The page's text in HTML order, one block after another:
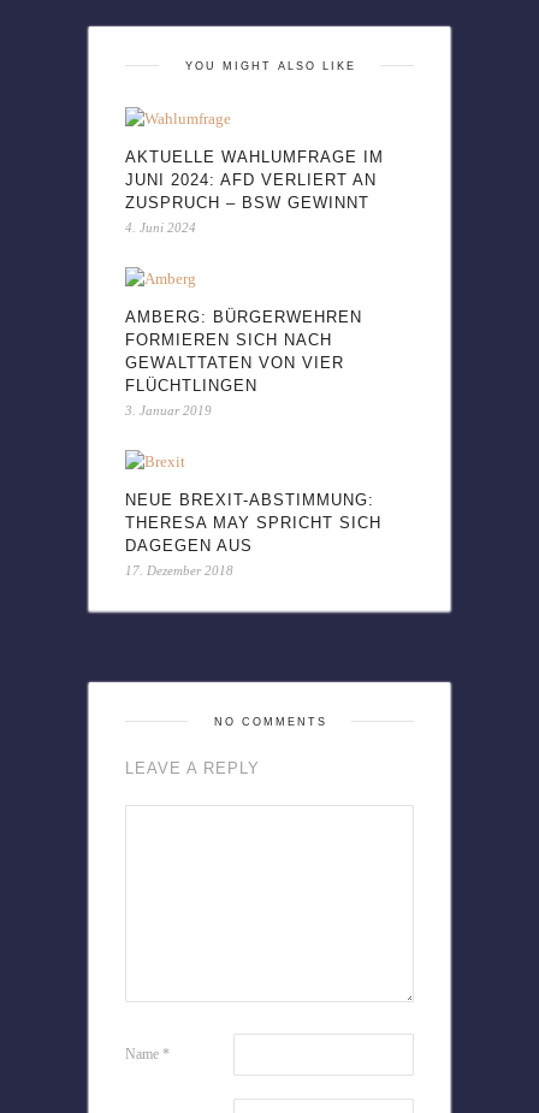
YOU MIGHT ALSO LIKE
AKTUELLE WAHLUMFRAGE IM
JUNI 2024: AFD VERLIERT AN
ZUSPRUCH – BSW GEWINNT
4. Juni 2024
AMBERG: BÜRGERWEHREN
FORMIEREN SICH NACH
GEWALTTATEN VON VIER
FLÜCHTLINGEN
3. Januar 2019
NEUE BREXIT-ABSTIMMUNG:
THERESA MAY SPRICHT SICH
DAGEGEN AUS
17. Dezember 2018
NO COMMENTS
LEAVE A REPLY
Name *